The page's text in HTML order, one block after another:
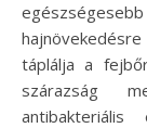
táplálja a
szárazság
antibakteriális